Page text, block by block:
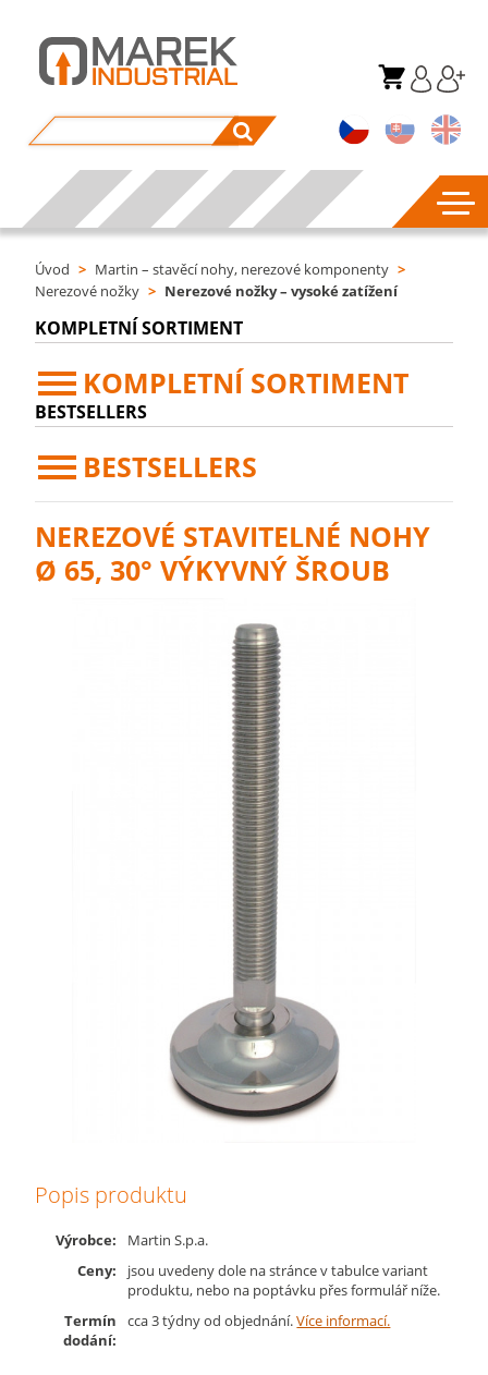
Úvod > Martin – stavěcí nohy, nerezové komponenty >
Nerezové nožky > Nerezové nožky – vysoké zatížení
KOMPLETNÍ SORTIMENT
KOMPLETNÍ SORTIMENT
BESTSELLERS
BESTSELLERS
NEREZOVÉ STAVITELNÉ NOHY
Ø 65, 30° VÝKYVNÝ ŠROUB
Popis produktu
Výrobce:
Martin S.p.a.
Ceny:
jsou uvedeny dole na stránce v tabulce variant
produktu, nebo na poptávku přes formulář níže.
Termín
dodání:
cca 3 týdny od objednání.Více informací.